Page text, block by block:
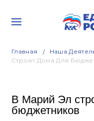
Главная Наша
Строят Дома Для
В Марий Эл
бюджетников